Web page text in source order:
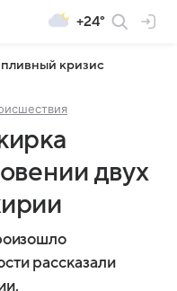
+24°
кризис
двух
рассказали